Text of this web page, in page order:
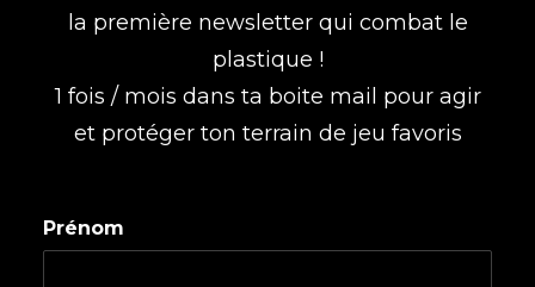
la première newsletter qui combat le
plastique !
1 fois / mois dans ta boite mail pour agir
et protéger ton terrain de jeu favoris
Prénom